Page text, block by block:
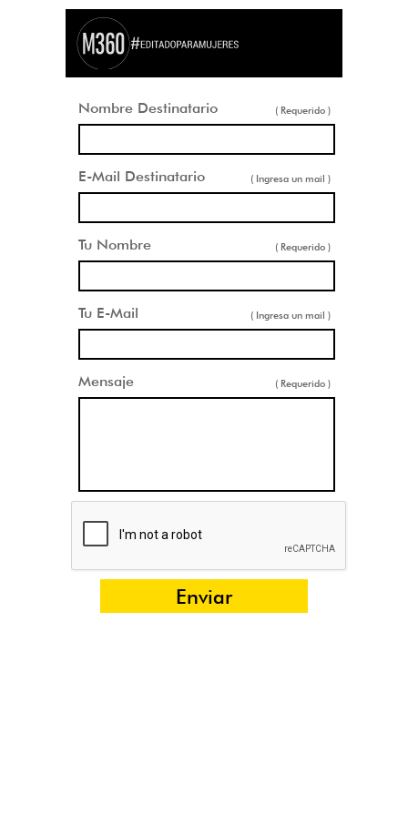
Nombre Destinatario ( Requerido )
E-Mail Destinatario ( Ingresa un mail )
Tu Nombre ( Requerido )
Tu E-Mail ( Ingresa un mail )
Mensaje ( Requerido )